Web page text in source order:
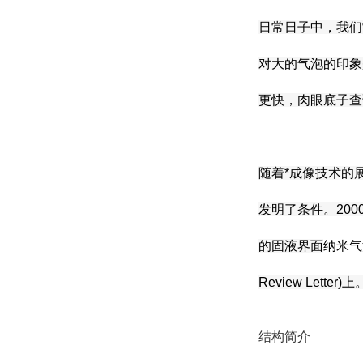
日常日子中，我
对大的气泡的印
更快，肉眼底子
随着*成像技术的
发明了条件。
的固液界面纳米
Review Letter)上
结构简介